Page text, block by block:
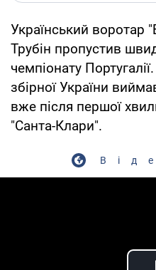
Український воротар
Трубін пропустив
чемпіонату
збірної України
вже після першої
"Санта-Клари".